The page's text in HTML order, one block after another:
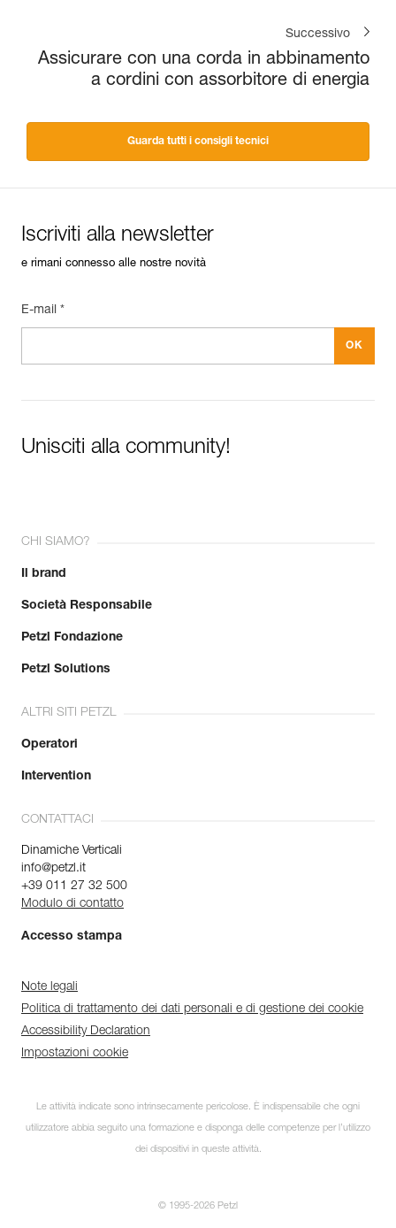
Successivo
Assicurare con una corda in abbinamento
a cordini con assorbitore di energia
Guarda tutti i consigli tecnici
Iscriviti alla newsletter
e rimani connesso alle nostre novità
E-mail *
Unisciti alla community!
CHI SIAMO?
Il brand
Società Responsabile
Petzl Fondazione
Petzl Solutions
ALTRI SITI PETZL
Operatori
Intervention
CONTATTACI
Dinamiche Verticali
info@petzl.it
+39 011 27 32 500
Modulo di contatto
Accesso stampa
Note legali
Politica di trattamento dei dati personali e di gestione dei cookie
Accessibility Declaration
Impostazioni cookie
Le attività indicate sono intrinsecamente pericolose. È indispensabile che ogni
utilizzatore abbia seguito una formazione e disponga delle competenze per l’utilizzo
dei dispositivi in queste attività.
© 1995-2026 Petzl